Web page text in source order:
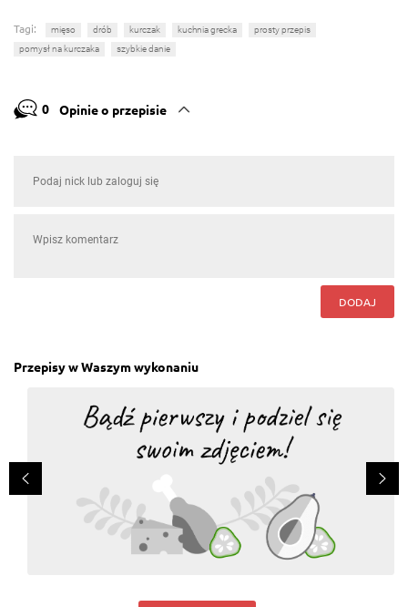
Tagi: mięso drób kurczak kuchnia grecka
prosty przepis
pomysł na kurczaka
szybkie danie
0 Opinie o przepisie
DODAJ
Przepisy w Waszym wykonaniu